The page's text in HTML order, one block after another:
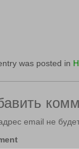
was posted in
email не